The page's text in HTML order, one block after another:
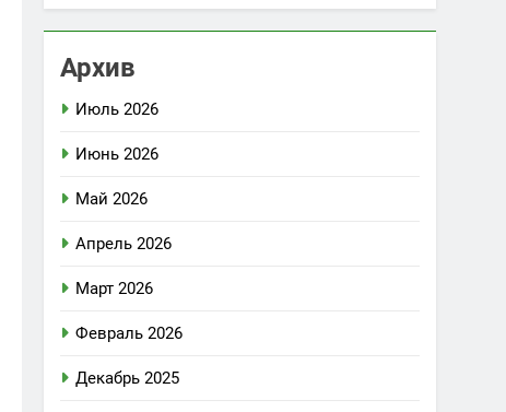
Архив
Июль 2026
Июнь 2026
Май 2026
Апрель 2026
Март 2026
Февраль 2026
Декабрь 2025